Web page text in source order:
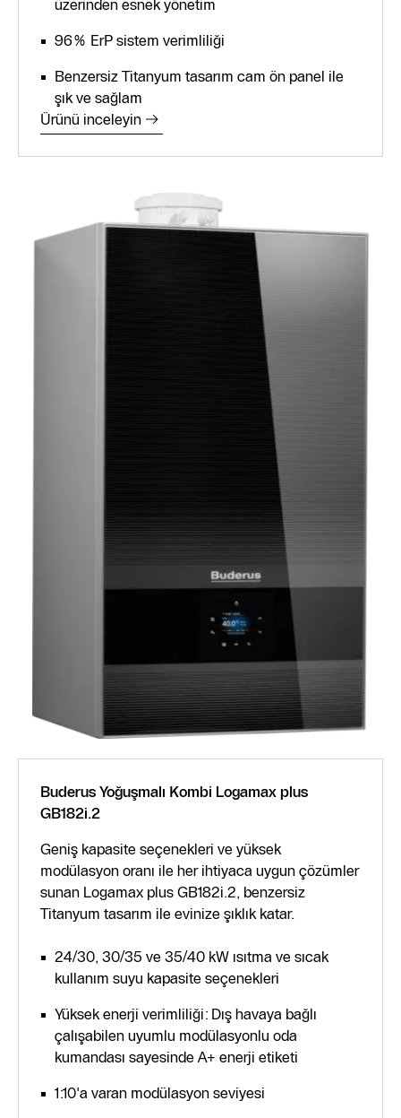
üzerinden esnek yönetim
96% ErP sistem verimliliği
Benzersiz Titanyum tasarım cam ön panel ile
şık ve sağlam
Ürünü inceleyin
Buderus Yoğuşmalı Kombi Logamax plus
GB182i.2
Geniş kapasite seçenekleri ve yüksek
modülasyon oranı ile her ihtiyaca uygun çözümler
sunan Logamax plus GB182i.2, benzersiz
Titanyum tasarım ile evinize şıklık katar.
24/30, 30/35 ve 35/40 kW ısıtma ve sıcak
kullanım suyu kapasite seçenekleri
Yüksek enerji verimliliği: Dış havaya bağlı
çalışabilen uyumlu modülasyonlu oda
kumandası sayesinde A+ enerji etiketi
1:10'a varan modülasyon seviyesi